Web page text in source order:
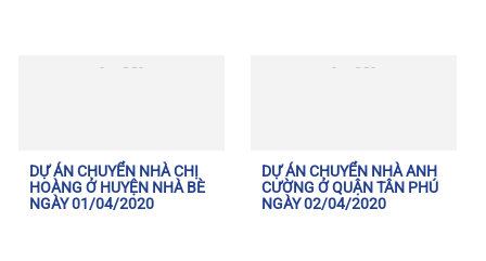
DỰ ÁN CHUYỂN NHÀ CHỊ
HOÀNG Ở HUYỆN NHÀ BÈ
NGÀY 01/04/2020
DỰ ÁN CHUYỂN NHÀ ANH
CƯỜNG Ở QUẬN TÂN PHÚ
NGÀY 02/04/2020